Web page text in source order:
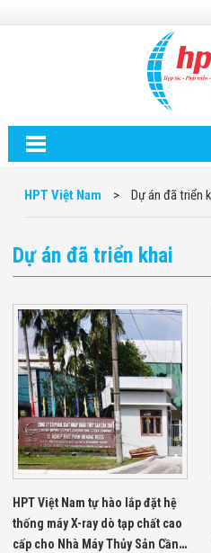
HPT Việt Nam > Dự án đã triển
Dự án đã triển khai
HPT Việt Nam tự hào lắp đặt hệ
thống máy X-ray dò tạp chất cao
cấp cho Nhà Máy Thủy Sản Cần